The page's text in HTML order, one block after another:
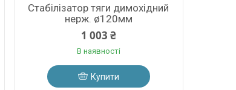
Стабілізатор тяги димохідний
нерж. ø120мм
1 003 ₴
В наявності
Купити